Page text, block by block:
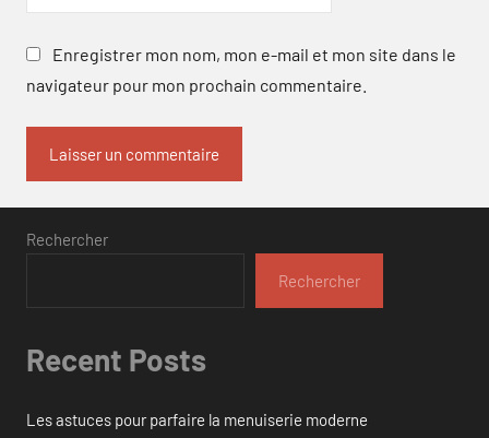
Enregistrer mon nom, mon e-mail et mon site dans le
navigateur pour mon prochain commentaire.
Rechercher
Rechercher
Recent Posts
Les astuces pour parfaire la menuiserie moderne